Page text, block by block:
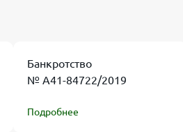
Банкротство
№ А41-84722/2019
Подробнее